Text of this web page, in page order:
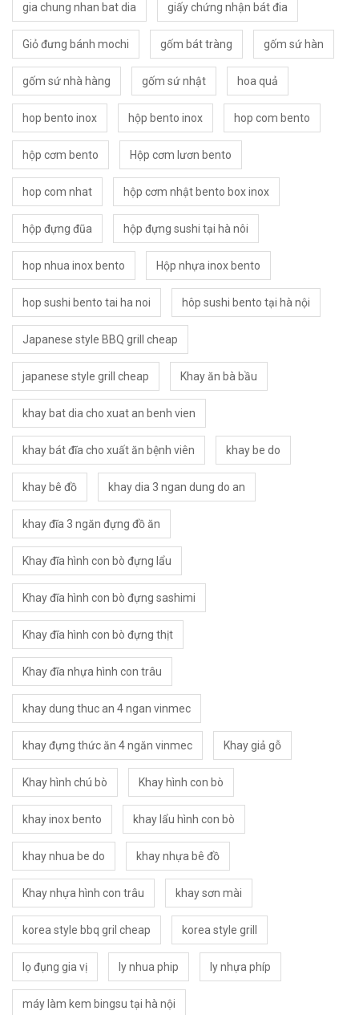
gia chung nhan bat dia giấy chứng nhận bát đia
Giỏ đưng bánh mochi gốm bát tràng gốm sứ hàn
gốm sứ nhà hàng gốm sứ nhật hoa quả
hop bento inox hộp bento inox hop com bento
hộp cơm bento Hộp cơm lươn bento
hop com nhat hộp cơm nhật bento box inox
hộp đựng đũa hộp đựng sushi tại hà nôi
hop nhua inox bento Hộp nhựa inox bento
hop sushi bento tai ha noi hôp sushi bento tại hà nội
Japanese style BBQ grill cheap
japanese style grill cheap Khay ăn bà bầu
khay bat dia cho xuat an benh vien
khay bát đĩa cho xuất ăn bệnh viên khay be do
khay bê đồ khay dia 3 ngan dung do an
khay đĩa 3 ngăn đựng đồ ăn
Khay đĩa hình con bò đựng lẩu
Khay đĩa hình con bò đựng sashimi
Khay đĩa hình con bò đựng thịt
Khay đĩa nhựa hình con trâu
khay dung thuc an 4 ngan vinmec
khay đựng thức ăn 4 ngăn vinmec Khay giả gỗ
Khay hình chú bò Khay hình con bò
khay inox bento khay lẩu hình con bò
khay nhua be do khay nhựa bê đồ
Khay nhựa hình con trâu khay sơn mài
korea style bbq gril cheap korea style grill
lọ đụng gia vị ly nhua phip ly nhựa phíp
máy làm kem bingsu tại hà nội